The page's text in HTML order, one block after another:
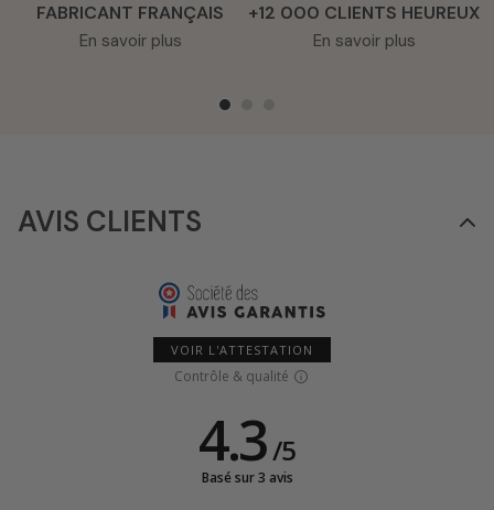
FABRICANT FRANÇAIS
En savoir plus
+12 000 CLIENTS HEUREUX
En savoir plus
AVIS CLIENTS
VOIR L'ATTESTATION
Contrôle & qualité
4.3/5
Basé sur 3 avis